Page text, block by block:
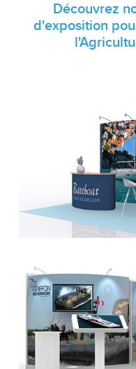
Découvrez
d'exposition